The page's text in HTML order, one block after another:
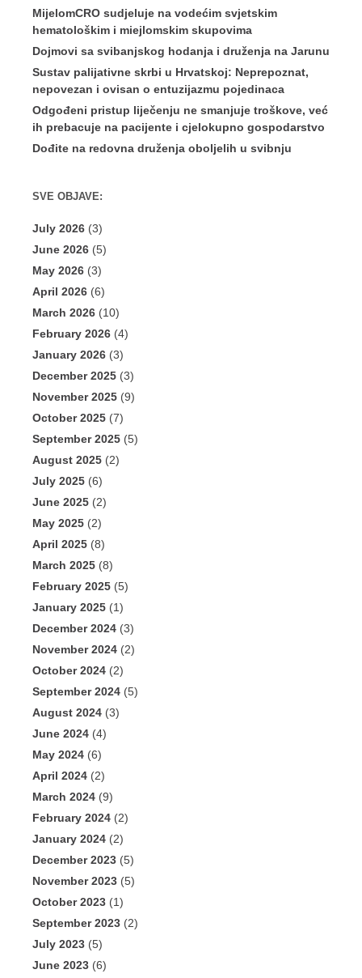
MijelomCRO sudjeluje na vodećim svjetskim
hematološkim i miejlomskim skupovima
Dojmovi sa svibanjskog hodanja i druženja na Jarunu
Sustav palijativne skrbi u Hrvatskoj: Neprepoznat,
nepovezan i ovisan o entuzijazmu pojedinaca
Odgođeni pristup liječenju ne smanjuje troškove, već
ih prebacuje na pacijente i cjelokupno gospodarstvo
Dođite na redovna druženja oboljelih u svibnju
SVE OBJAVE:
July 2026 (3)
June 2026 (5)
May 2026 (3)
April 2026 (6)
March 2026 (10)
February 2026 (4)
January 2026 (3)
December 2025 (3)
November 2025 (9)
October 2025 (7)
September 2025 (5)
August 2025 (2)
July 2025 (6)
June 2025 (2)
May 2025 (2)
April 2025 (8)
March 2025 (8)
February 2025 (5)
January 2025 (1)
December 2024 (3)
November 2024 (2)
October 2024 (2)
September 2024 (5)
August 2024 (3)
June 2024 (4)
May 2024 (6)
April 2024 (2)
March 2024 (9)
February 2024 (2)
January 2024 (2)
December 2023 (5)
November 2023 (5)
October 2023 (1)
September 2023 (2)
July 2023 (5)
June 2023 (6)